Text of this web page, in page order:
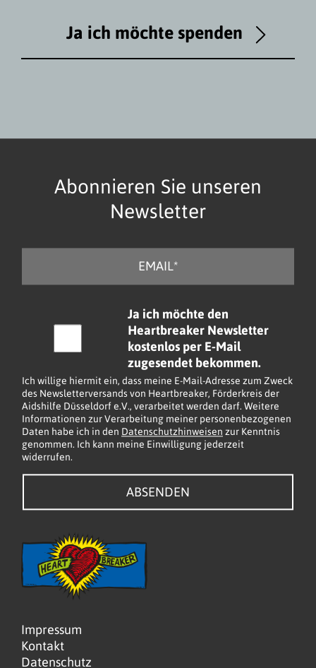
Ja ich möchte spenden
Abonnieren Sie unseren
Newsletter
M
k
b
o
x
e
n
*
Ja ich möchte den
Heartbreaker Newsletter
kostenlos per E-Mail
zugesendet bekommen.
Ich willige hiermit ein, dass meine E-Mail-Adresse zum Zweck
des Newsletterversands von Heartbreaker, Förderkreis der
Aidshilfe Düsseldorf e.V., verarbeitet werden darf. Weitere
Informationen zur Verarbeitung meiner personenbezogenen
Daten habe ich in den Datenschutzhinweisen zur Kenntnis
genommen. Ich kann meine Einwilligung jederzeit
widerrufen.
ABSENDEN
Impressum
Kontakt
Datenschutz